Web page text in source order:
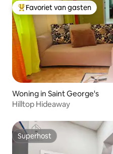
Topfavoriet van gasten
Favoriet van gasten
Woning in Saint George's
Hilltop Hideaway
Superhost
Superhost